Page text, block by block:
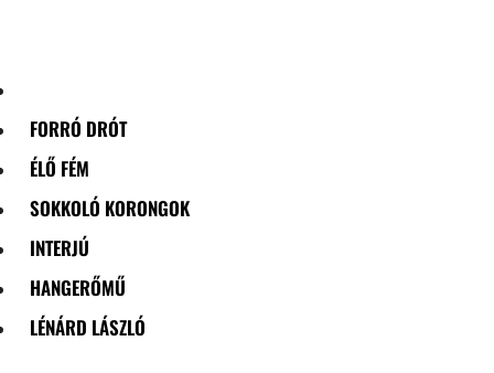
FORRÓ DRÓT
ÉLŐ FÉM
SOKKOLÓ KORONGOK
INTERJÚ
HANGERŐMŰ
LÉNÁRD LÁSZLÓ